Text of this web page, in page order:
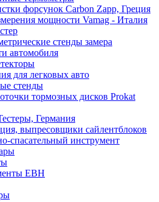
форсунок Carbon Zapp, Греция
мощности Vamag - Италия
стенды замера
автомобиля
для легковых авто
стенды
тормозных дисков Prokat
Германия
выпресовщики сайлентблоков
спасательный инструмент
EBH